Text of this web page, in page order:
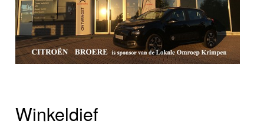
Winkeldief